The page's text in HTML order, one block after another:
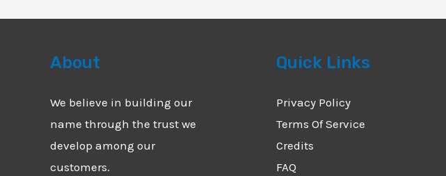
About
We believe in building our
name through the trust we
develop among our
customers.
Quick Links
Privacy Policy
Terms Of Service
Credits
FAQ